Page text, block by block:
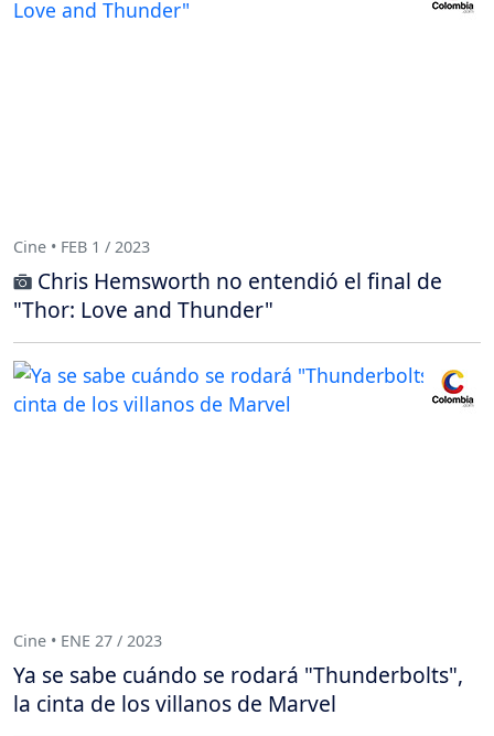
Cine • FEB 1 / 2023
Chris Hemsworth no entendió el final de
"Thor: Love and Thunder"
Cine • ENE 27 / 2023
Ya se sabe cuándo se rodará "Thunderbolts",
la cinta de los villanos de Marvel